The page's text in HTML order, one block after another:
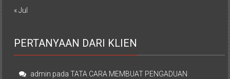
« Jul
PERTANYAAN DARI KLIEN
admin padaTATA CARA MEMBUAT PENGADUAN